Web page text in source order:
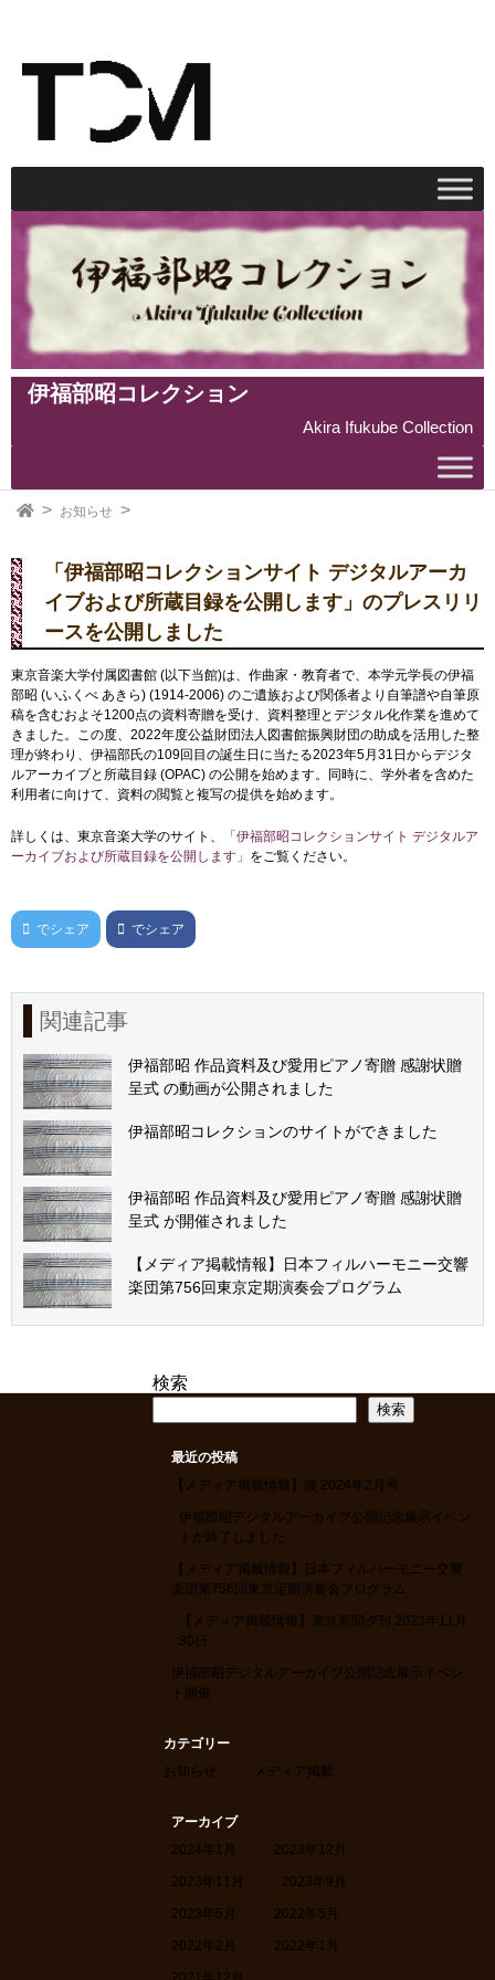
伊福部昭コレクション
Akira Ifukube Collection
お知らせ
「伊福部昭コレクションサイト デジタルアーカ
イブおよび所蔵目録を公開します」のプレスリリ
ースを公開しました
東京音楽大学付属図書館 (以下当館)は、作曲家・教育者で、本学元学長の伊福
部昭 (いふくべ あきら) (1914-2006) のご遺族および関係者より自筆譜や自筆原
稿を含むおよそ1200点の資料寄贈を受け、資料整理とデジタル化作業を進めて
きました。この度、2022年度公益財団法人図書館振興財団の助成を活用した整
理が終わり、伊福部氏の109回目の誕生日に当たる2023年5月31日からデジタ
ルアーカイブと所蔵目録 (OPAC) の公開を始めます。同時に、学外者を含めた
利用者に向けて、資料の閲覧と複写の提供を始めます。
詳しくは、東京音楽大学のサイト、
「伊福部昭コレクションサイト デジタルア
ーカイブおよび所蔵目録を公開します」 をご覧ください。
でシェア でシェア
関連記事
伊福部昭 作品資料及び愛用ピアノ寄贈 感謝状贈
呈式 の動画が公開されました
伊福部昭コレクションのサイトができました
伊福部昭 作品資料及び愛用ピアノ寄贈 感謝状贈
呈式 が開催されました
【メディア掲載情報】日本フィルハーモニー交響
楽団第756回東京定期演奏会プログラム
検索
検索
最近の投稿
【メディア掲載情報】波 2024年2月号
伊福部昭デジタルアーカイブ公開記念展示イベン
トが終了しました
【メディア掲載情報】日本フィルハーモニー交響
楽団第756回東京定期演奏会プログラム
【メディア掲載情報】東京新聞夕刊 2023年11月
30日
伊福部昭デジタルアーカイブ公開記念展示イベン
ト開催
カテゴリー
お知らせ
メディア掲載
アーカイブ
2024年1月
2023年12月
2023年11月 2023年9月
2023年5月 2022年5月
2022年2月 2022年1月